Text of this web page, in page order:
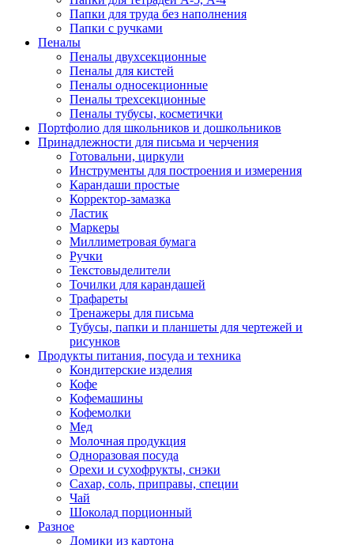
Папки для труда без наполнения
Папки с ручками
Пеналы
Пеналы двухсекционные
Пеналы для кистей
Пеналы односекционные
Пеналы трехсекционные
Пеналы тубусы, косметички
Портфолио для школьников и дошкольников
Принадлежности для письма и черчения
Готовальни, циркули
Инструменты для построения и измерения
Карандаши простые
Корректор-замазка
Ластик
Маркеры
Миллиметровая бумага
Ручки
Текстовыделители
Точилки для карандашей
Трафареты
Тренажеры для письма
Тубусы, папки и планшеты для чертежей и
рисунков
Продукты питания, посуда и техника
Кондитерские изделия
Кофе
Кофемашины
Кофемолки
Мед
Молочная продукция
Одноразовая посуда
Орехи и сухофрукты, снэки
Сахар, соль, приправы, специи
Чай
Шоколад порционный
Разное
Домики из картона